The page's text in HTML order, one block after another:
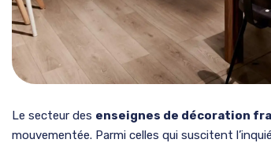
Le secteur des enseignes de décoration
mouvementée. Parmi celles qui suscitent